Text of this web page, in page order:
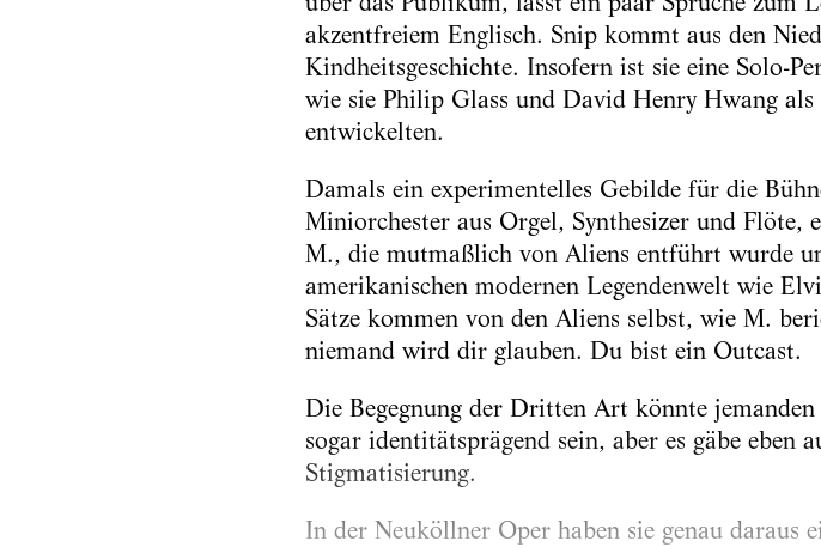
akzentfreiem Englisch. Snip kommt aus den
Kindheitsgeschichte. Insofern ist sie eine Solo-
wie sie Philip Glass und David Henry Hwang
entwickelten.
Damals ein experimentelles Gebilde für die
Miniorchester aus Orgel, Synthesizer und Flöte,
M., die mutmaßlich von Aliens entführt wurde
amerikanischen modernen Legendenwelt wie
Sätze kommen von den Aliens selbst, wie M.
niemand wird dir glauben. Du bist ein Outcast.
Die Begegnung der Dritten Art könnte
sogar identitätsprägend sein, aber es gäbe eben
Stigmatisierung.
In der Neuköllner Oper haben sie genau